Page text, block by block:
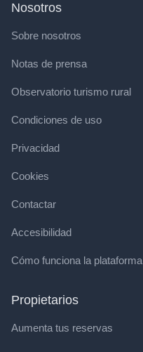
Nosotros
Sobre nosotros
Notas de prensa
Observatorio turismo rural
Condiciones de uso
Privacidad
Cookies
Contactar
Accesibilidad
Cómo funciona la plataforma
Propietarios
Aumenta tus reservas